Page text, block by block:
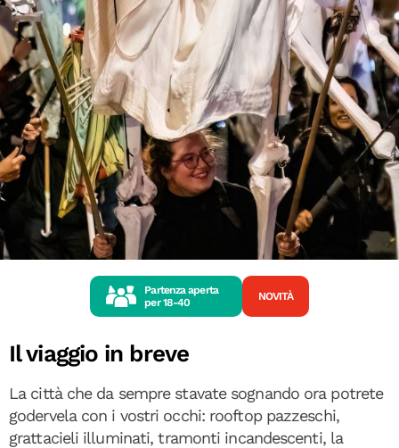
Partenza aperta
per18-40
NOVITÀ
Il viaggio in breve
La città che da sempre stavate sognando ora potrete
godervela con i vostri occhi: rooftop pazzeschi,
grattacieli illuminati, tramonti incandescenti, la